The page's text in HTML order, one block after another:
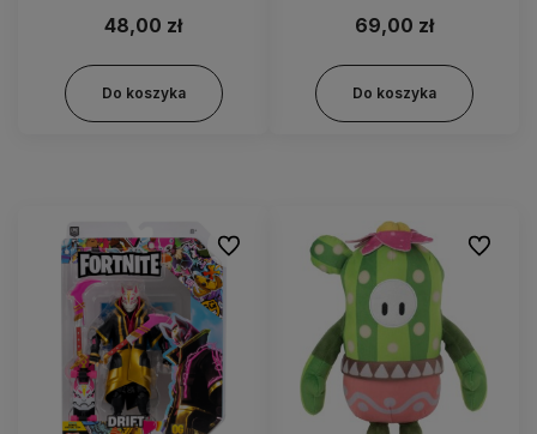
48,00 zł
Do koszyka
69,00 zł
Do koszyka
Do ulubionych Do